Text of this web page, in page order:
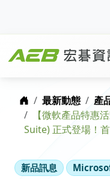
首頁最新動態
產
【微軟產品特惠
Suite) 正式登場！
新品訊息